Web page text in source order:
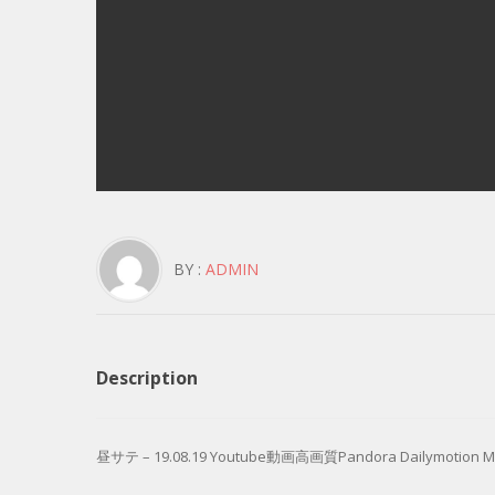
BY : ADMIN
Description
昼サテ – 19.08.19 Youtube動画高画質Pandora Dailymotion